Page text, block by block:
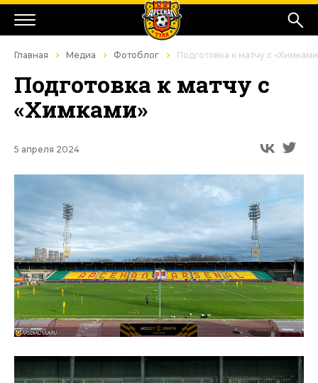
Главная Медиа Фотоблог Подготовка к матчу с
Подготовка к матчу с
«Химками»
5 апреля 2024